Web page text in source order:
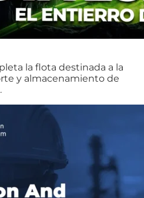
la flota destinada a la
y almacenamiento de